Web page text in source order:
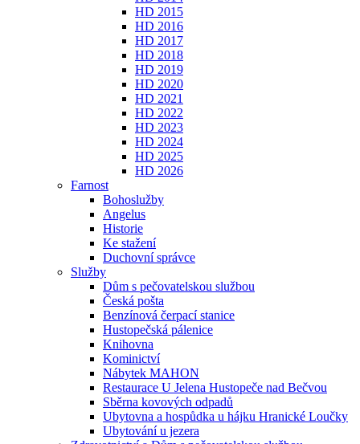
HD 2015
HD 2016
HD 2017
HD 2018
HD 2019
HD 2020
HD 2021
HD 2022
HD 2023
HD 2024
HD 2025
HD 2026
Farnost
Bohoslužby
Angelus
Historie
Ke stažení
Duchovní správce
Služby
Dům s pečovatelskou službou
Česká pošta
Benzínová čerpací stanice
Hustopečská pálenice
Knihovna
Kominictví
Nábytek MAHON
Restaurace U Jelena Hustopeče nad Bečvou
Sběrna kovových odpadů
Ubytovna a hospůdka u hájku Hranické Loučky
Ubytování u jezera